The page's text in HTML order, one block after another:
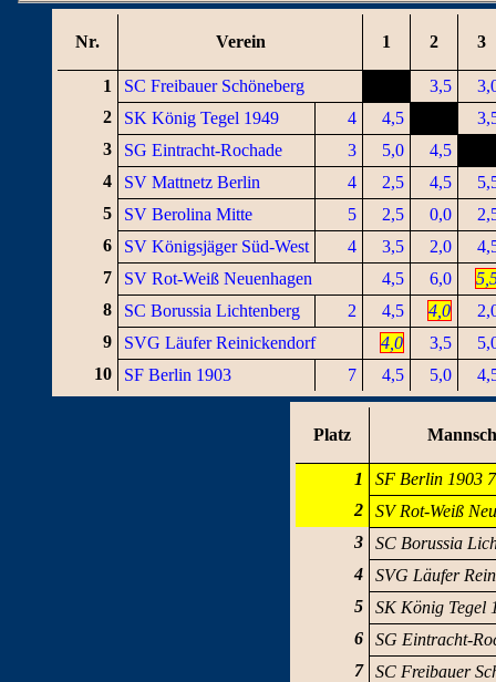
Nr. Verein 1 2 3
1 SC Freibauer Schöneberg 3,5
2
SK König Tegel 1949 4 4,5
3
SG Eintracht-Rochade 3 5,0
4,5
4
SV Mattnetz Berlin 4 2,5 4,5
5
SV Berolina Mitte 5 2,5 0,0
6
SV Königsjäger Süd-West 4 3,5 2,0
7
SV Rot-Weiß Neuenhagen 4,5 6,0
8
SC Borussia Lichtenberg 2 4,5 4,0
9
SVG Läufer Reinickendorf 4,0 3,5
10
SF Berlin 1903 7 4,5 5,0
Platz
1
SF Berlin 1903 7
2
SV Rot-Weiß
3
SC Borussia
4
SVG Läufer
5
SK König Tegel
6
SG Eintracht-
7
SC Freibauer